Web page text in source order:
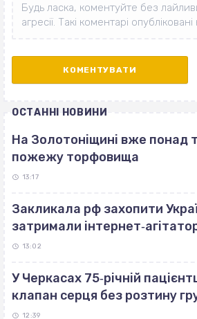
ОСТАННІ НОВИНИ
На Золотоніщині вже понад
пожежу торфовища
13:17
Закликала рф захопити
затримали
13:02
У Черкасах 75‐річній
клапан серця без розтину
12:39